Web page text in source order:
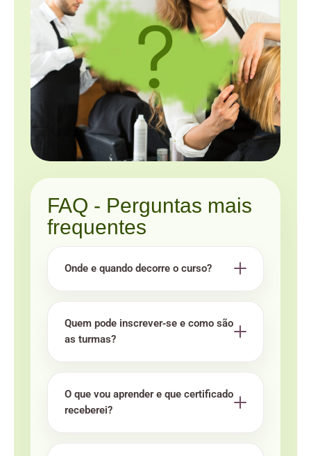
FAQ - Perguntas mais
frequentes
Onde e quando decorre o curso?
Quem pode inscrever‑se e como são
as turmas?
O que vou aprender e que certificado
receberei?